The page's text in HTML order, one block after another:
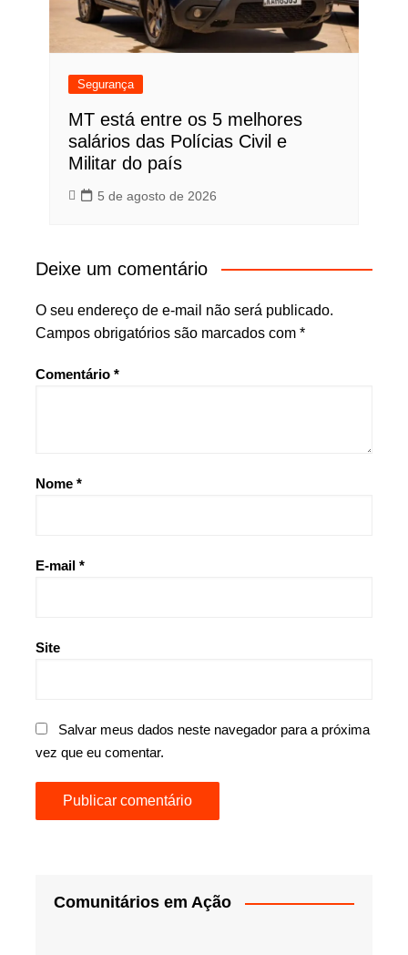
Segurança
MT está entre os 5 melhores
salários das Polícias Civil e
Militar do país
5 de agosto de 2026
Deixe um comentário
O seu endereço de e-mail não será publicado.
Campos obrigatórios são marcados com *
Comentário *
Nome *
E-mail *
Site
Salvar meus dados neste navegador para a próxima
vez que eu comentar.
Comunitários em Ação